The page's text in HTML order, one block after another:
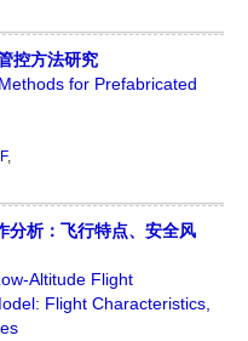
控方法研究
for Prefabricated
,
分析：飞行特点、安全风
Altitude Flight
Flight Characteristics,